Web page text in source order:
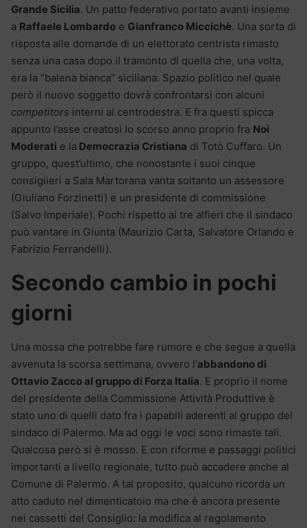
Grande Sicilia. Un patto federativo portato avanti insieme
a Raffaele Lombardo e Gianfranco Miccichè. Una sorta di
risposta alle domande di un elettorato centrista rimasto
senza una casa dopo il tramonto di quella che, una volta,
era la “balena bianca” siciliana. Spazio politico nel quale
però il nuovo soggetto dovrà confrontarsi con alcuni
competitors interni al centrodestra. E fra questi spicca
appunto l’asse creatosi lo scorso anno proprio fra Noi
Moderati e la Democrazia Cristiana di Totò Cuffaro. Un
gruppo, quest’ultimo, che nonostante i suoi cinque
consiglieri a Sala Martorana vanta soltanto un assessore
(Giuliano Forzinetti) e un presidente di commissione
(Salvo Imperiale). Pochi rispetto ai tre alfieri che il sindaco
può vantare in Giunta (Maurizio Carta, Salvatore Orlando e
Fabrizio Ferrandelli).
Secondo cambio in pochi
giorni
Una mossa che potrebbe fare rumore e che segue a quella
avvenuta la scorsa settimana, ovvero l’abbandono di
Ottavio Zacco al gruppo di Forza Italia. E proprio il nome
del presidente della Commissione Attività Produttive è
stato uno di quelli dato fra i papabili aderenti al gruppo del
sindaco di Palermo. Ma ad oggi le voci sono rimaste tali.
Qualcosa però si è mosso. E con riforme e passaggi politici
importanti a livello regionale, tutto può accadere anche al
Comune di Palermo. A tal proposito, qualcuno ricorda un
atto caduto nel dimenticatoio ma che è ancora presente
nei cassetti del Consiglio: la modifica al regolamento